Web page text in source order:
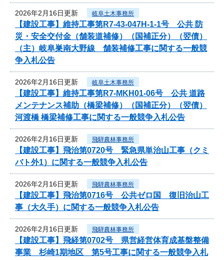
2026年2月16日更新 岐阜土木事務所
【建設工事】維持工事第R7-43-047H-1-1号 公共 防
災・安全交付金（舗装道補修）（国補正分）（翌債）
（主）岐阜巣南大野線 舗装補修工事に関する一般競
争入札公告
2026年2月16日更新 岐阜土木事務所
【建設工事】維持工事第R7-MKH01-06号 公共 道路
メンテナンス補助（橋梁補修）（国補正分）（翌債）
河渡橋 橋梁補修工事に関する一般競争入札公告
2026年2月16日更新 飛騨農林事務所
【建設工事】飛治第0720号 緊急県単治山工事（クミ
バト外1）に関する一般競争入札公告
2026年2月16日更新 飛騨農林事務所
【建設工事】飛治第0716号 公共ゼロ国 復旧治山工
事（大久手）に関する一般競争入札公告
2026年2月16日更新 飛騨農林事務所
【建設工事】飛経第0702号 県営経営体育成基盤整備
事業 杉崎1期地区 第5号工事に関する一般競争入札